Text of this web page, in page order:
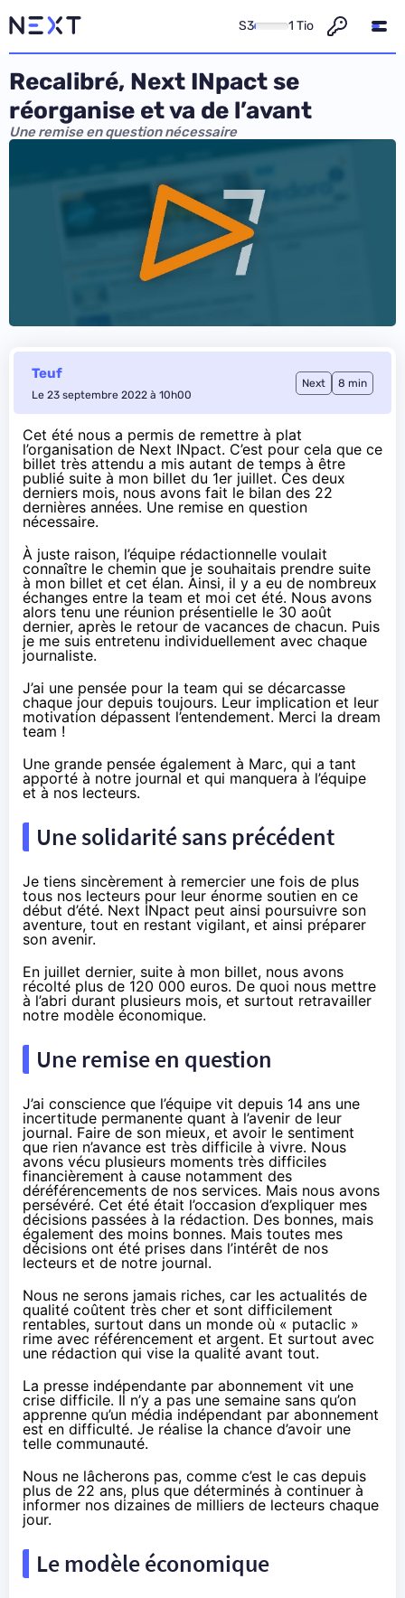
S3 1 Tio
Recalibré, Next INpact se
réorganise et va de l’avant
Une remise en question nécessaire
Teuf
Le 23 septembre 2022 à 10h00
Next 8 min
Cet été nous a permis de remettre à plat
l’organisation de Next INpact. C’est pour cela que ce
billet très attendu a mis autant de temps à être
publié suite à mon billet du 1er juillet. Ces deux
derniers mois, nous avons fait le bilan des 22
dernières années. Une remise en question
nécessaire.
À juste raison, l’équipe rédactionnelle voulait
connaître le chemin que je souhaitais prendre suite
à mon billet et cet élan. Ainsi, il y a eu de nombreux
échanges entre la team et moi cet été. Nous avons
alors tenu une réunion présentielle le 30 août
dernier, après le retour de vacances de chacun. Puis
je me suis entretenu individuellement avec chaque
journaliste.
J’ai une pensée pour la team qui se décarcasse
chaque jour depuis toujours. Leur implication et leur
motivation dépassent l’entendement. Merci la dream
team !
Une grande pensée également à Marc, qui a tant
apporté à notre journal et qui manquera à l’équipe
et à nos lecteurs.
Une solidarité sans précédent
Je tiens sincèrement à remercier une fois de plus
tous nos lecteurs pour leur énorme soutien en ce
début d’été. Next INpact peut ainsi poursuivre son
aventure, tout en restant vigilant, et ainsi préparer
son avenir.
En juillet dernier, suite à mon billet, nous avons
récolté plus de 120 000 euros. De quoi nous mettre
à l’abri durant plusieurs mois, et surtout retravailler
notre modèle économique.
Une remise en question
J’ai conscience que l’équipe vit depuis 14 ans une
incertitude permanente quant à l’avenir de leur
journal. Faire de son mieux, et avoir le sentiment
que rien n’avance est très difficile à vivre. Nous
avons vécu plusieurs moments très difficiles
financièrement à cause notamment des
déréférencements de nos services. Mais nous avons
persévéré. Cet été était l’occasion d’expliquer mes
décisions passées à la rédaction. Des bonnes, mais
également des moins bonnes. Mais toutes mes
décisions ont été prises dans l’intérêt de nos
lecteurs et de notre journal.
Nous ne serons jamais riches, car les actualités de
qualité coûtent très cher et sont difficilement
rentables, surtout dans un monde où « putaclic »
rime avec référencement et argent. Et surtout avec
une rédaction qui vise la qualité avant tout.
La presse indépendante par abonnement vit une
crise difficile. Il n’y a pas une semaine sans qu’on
apprenne qu’un média indépendant par abonnement
est en difficulté. Je réalise la chance d’avoir une
telle communauté.
Nous ne lâcherons pas, comme c’est le cas depuis
plus de 22 ans, plus que déterminés à continuer à
informer nos dizaines de milliers de lecteurs chaque
jour.
Le modèle économique